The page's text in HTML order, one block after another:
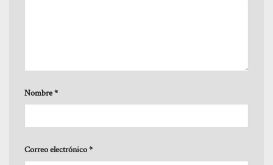
Nombre*
Correo electrónico*